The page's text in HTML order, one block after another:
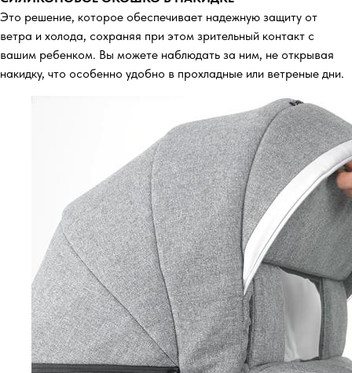
Это решение, которое обеспечивает надежную защиту от
ветра и холода, сохраняя при этом зрительный контакт с
вашим ребенком. Вы можете наблюдать за ним, не открывая
накидку, что особенно удобно в прохладные или ветреные дни.